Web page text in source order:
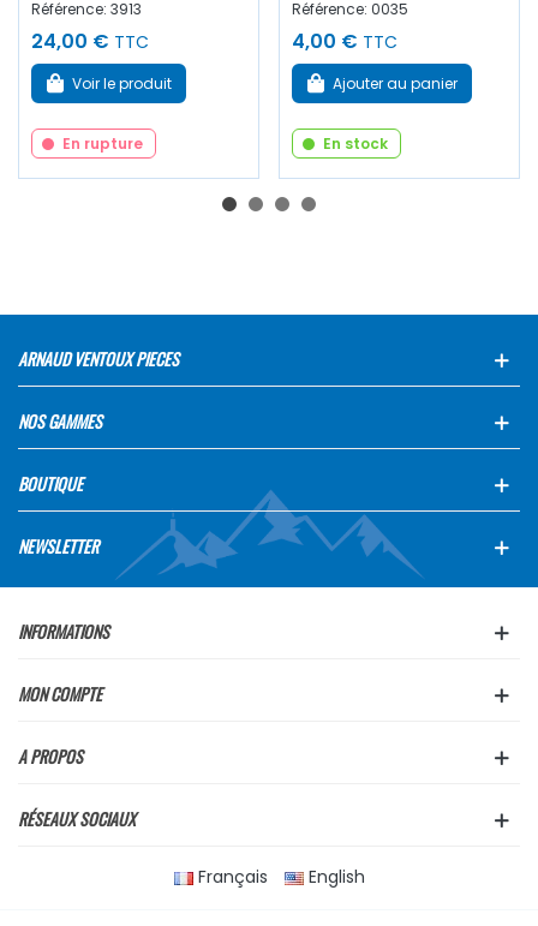
Référence: 3913
24,00 € TTC
Voir le produit
En rupture
Référence: 0035
4,00 € TTC
Ajouter au panier
En stock
ARNAUD VENTOUX PIECES
NOS GAMMES
BOUTIQUE
NEWSLETTER
INFORMATIONS
MON COMPTE
A PROPOS
RÉSEAUX SOCIAUX
Français English